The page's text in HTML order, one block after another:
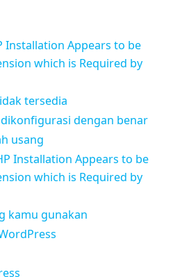
Installation Appears to be
which is Required by
tersedia
dengan benar
usang
Installation Appears to be
which is Required by
kamu gunakan